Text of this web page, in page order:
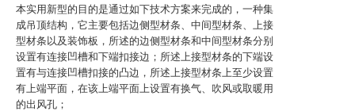
本实用新型的目的是通过如下技术方案来完成的，一种集
成吊顶结构，它主要包括边侧型材条、中间型材条、上接
型材条以及装饰板，所述的边侧型材条和中间型材条分别
设置有连接凹槽和下端扣接边；所述上接型材条的下端设
置有与连接凹槽扣接的凸边，所述上接型材条上至少设置
有上端平面，在该上端平面上设置有换气、吹风或取暖用
的出风孔；